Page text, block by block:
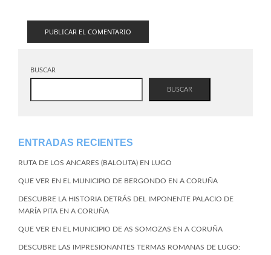
BUSCAR
BUSCAR
ENTRADAS RECIENTES
RUTA DE LOS ANCARES (BALOUTA) EN LUGO
QUE VER EN EL MUNICIPIO DE BERGONDO EN A CORUÑA
DESCUBRE LA HISTORIA DETRÁS DEL IMPONENTE PALACIO DE
MARÍA PITA EN A CORUÑA
QUE VER EN EL MUNICIPIO DE AS SOMOZAS EN A CORUÑA
DESCUBRE LAS IMPRESIONANTES TERMAS ROMANAS DE LUGO: